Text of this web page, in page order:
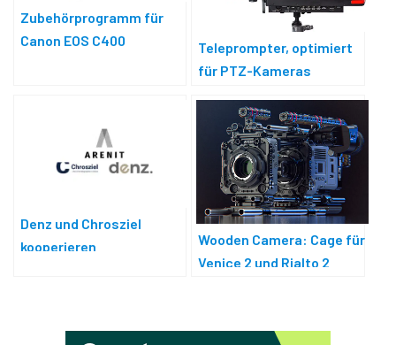
Zubehörprogramm für
Canon EOS C400
Teleprompter, optimiert
für PTZ-Kameras
Denz und Chrosziel
kooperieren
Wooden Camera: Cage für
Venice 2 und Rialto 2